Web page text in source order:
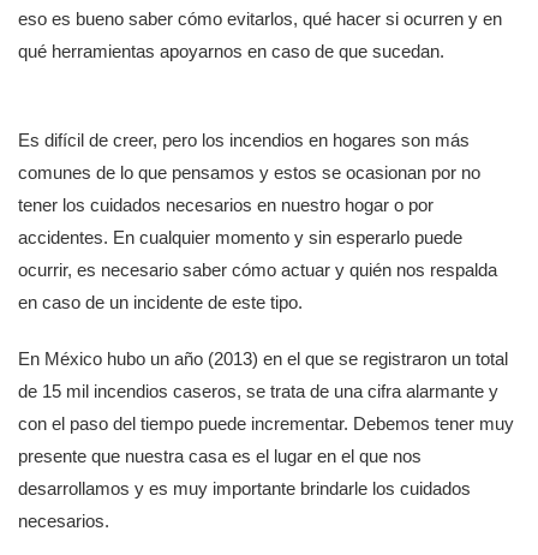
eso es bueno saber cómo evitarlos, qué hacer si ocurren y en
qué herramientas apoyarnos en caso de que sucedan.
Es difícil de creer, pero los incendios en hogares son más
comunes de lo que pensamos y estos se ocasionan por no
tener los cuidados necesarios en nuestro hogar o por
accidentes. En cualquier momento y sin esperarlo puede
ocurrir, es necesario saber cómo actuar y quién nos respalda
en caso de un incidente de este tipo.
En México hubo un año (2013) en el que se registraron un total
de 15 mil incendios caseros, se trata de una cifra alarmante y
con el paso del tiempo puede incrementar. Debemos tener muy
presente que nuestra casa es el lugar en el que nos
desarrollamos y es muy importante brindarle los cuidados
necesarios.